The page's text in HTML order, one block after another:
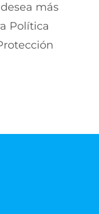
desea más
Política